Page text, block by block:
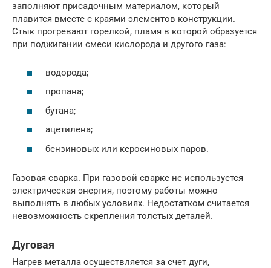
заполняют присадочным материалом, который
плавится вместе с краями элементов конструкции.
Стык прогревают горелкой, пламя в которой образуется
при поджигании смеси кислорода и другого газа:
водорода;
пропана;
бутана;
ацетилена;
бензиновых или керосиновых паров.
Газовая сварка. При газовой сварке не используется
электрическая энергия, поэтому работы можно
выполнять в любых условиях. Недостатком считается
невозможность скрепления толстых деталей.
Дуговая
Нагрев металла осуществляется за счет дуги,